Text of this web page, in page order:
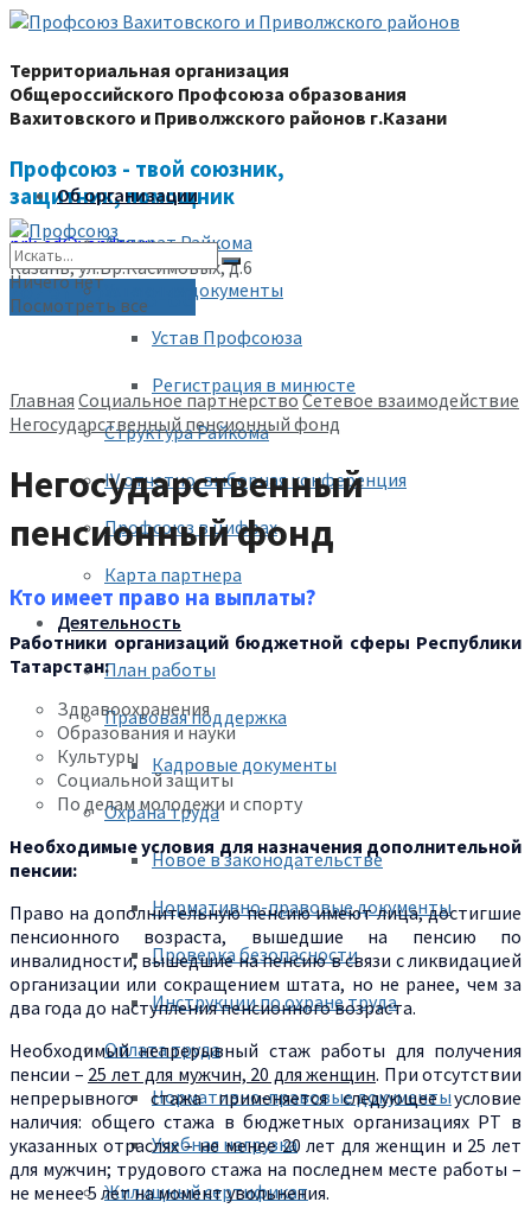
Территориальная организация
Общероссийского Профсоюза образования
Вахитовского и Приволжского районов г.Казани
Профсоюз - твой союзник,
защитник, помощник
prk-ed@yandex.ru
Казань, ул.Бр.Касимовых, д.6
(843) 228-68-80
Об организации
Аппарат Райкома
Уставные документы
Устав Профсоюза
Регистрация в минюсте
Структура Райкома
IV отчетно-выборная конференция
Профсоюз в цифрах
Карта партнера
Деятельность
План работы
Правовая поддержка
Кадровые документы
Охрана труда
Новое в законодательстве
Нормативно-правовые документы
Проверка безопасности
Инструкции по охране труда
Оплата труда
Нормативно-правовые документы
Учебная нагрузка
Жилищный сертификат
Ничего нет
Посмотреть все
Главная Социальное партнерствоСетевое взаимодействие
Негосударственный пенсионный фонд
Негосударственный
пенсионный фонд
Кто имеет право на выплаты?
Работники организаций бюджетной сферы Республики
Татарстан:
Здравоохранения
Образования и науки
Культуры
Социальной защиты
По делам молодежи и спорту
Необходимые условия для назначения дополнительной
пенсии:
Право на дополнительную пенсию имеют лица, достигшие
пенсионного возраста, вышедшие на пенсию по
инвалидности, вышедшие на пенсию в связи с ликвидацией
организации или сокращением штата, но не ранее, чем за
два года до наступления пенсионного возраста.
Необходимый непрерывный стаж работы для получения
пенсии – 25 лет для мужчин, 20 для женщин. При отсутствии
непрерывного стажа применяется следующее условие
наличия: общего стажа в бюджетных организациях РТ в
указанных отраслях – не менее 20 лет для женщин и 25 лет
для мужчин; трудового стажа на последнем месте работы –
не менее 5 лет на момент увольнения.